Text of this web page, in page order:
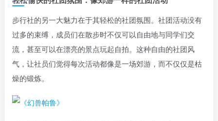
步行社的另一大魅力在于其轻松的社团氛围。社团活动没有
过多的束缚，成员们在散步时不仅可以自由地与同学们交
流，甚至可以在漂亮的景点玩起自拍。这种自由的社团风
气，让社员们觉得每次活动都像是一场郊游，而不仅仅是枯
燥的锻炼。